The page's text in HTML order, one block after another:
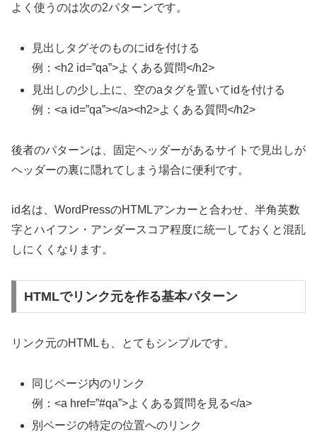
よく使うのは次の2パターンです。
見出しタグそのものにidを付ける
例：<h2 id=”qa”>よくある質問</h2>
見出しの少し上に、空のaタグを置いてidを付ける
例：<a id=”qa”></a><h2>よくある質問</h2>
後者のパターンは、固定ヘッダーがあるサイトで見出しが
ヘッダーの裏に隠れてしまう場合に便利です。
id名は、WordPressのHTMLアンカーと合わせ、半角英数
字とハイフン・アンダースコア程度に統一しておくと混乱
しにくくなります。
HTMLでリンク元を作る基本パターン
リンク元のHTMLも、とてもシンプルです。
同じページ内のリンク
例：<a href=”#qa”>よくある質問を見る</a>
別ページの特定の位置へのリンク